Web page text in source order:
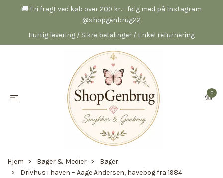
🚚 Fri fragt ved køb over 200 kr. - følg med på Instagram
@shopgenbrug22
Hurtig levering / Sikre betalinger / Enkel returnering
0
Hjem Bøger & Medier
Bøger
Drivhus i haven – Aage Andersen, havebog fra 1984